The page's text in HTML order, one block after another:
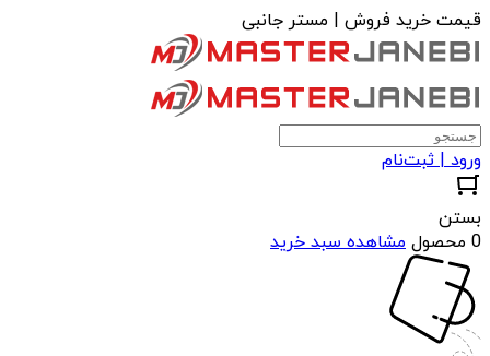
قیمت خرید فروش | مستر جانبی
ورود | ثبت‌نام
بستن
0 محصول
مشاهده سبد خرید